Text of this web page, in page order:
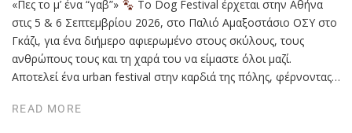
«Πες το μ’ ένα “γαβ”»
Το Dog Festival έρχεται στην Αθήνα
στις 5 & 6 Σεπτεμβρίου 2026, στο Παλιό Αμαξοστάσιο ΟΣΥ στο
Γκάζι, για ένα διήμερο αφιερωμένο στους σκύλους, τους
ανθρώπους τους και τη χαρά του να είμαστε όλοι μαζί.
Αποτελεί ένα urban festival στην καρδιά της πόλης, φέρνοντας…
READ MORE